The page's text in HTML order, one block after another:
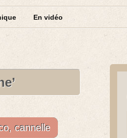
En vidéo
cannelle